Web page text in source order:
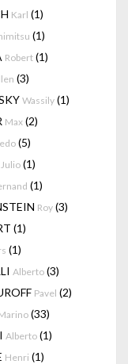
Karl (1)
(1)
Robert (1)
(3)
Wassily (1)
Max (2)
(5)
Julio (1)
(1)
Roy (3)
(1)
(1)
Alberto (3)
Pavel (2)
(33)
Alberto (1)
Henri (1)